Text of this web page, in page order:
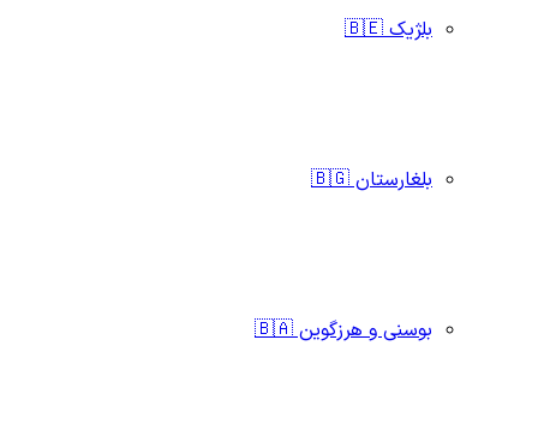
بلژیک 🇧🇪
بلغارستان 🇧🇬
بوسنی و هرزگوین 🇧🇦